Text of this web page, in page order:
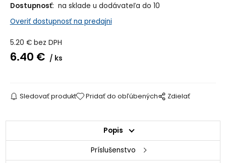
Dostupnosť: na sklade u dodávateľa do 10
Overiť dostupnosť na predajni
5.20 € bez DPH
6.40 € ks
Sledovať produkt Pridať do obľúbených Zdielať
Popis
Príslušenstvo